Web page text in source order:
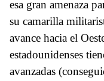
esa gran amenaza
su camarilla
avance hacia el
estadounidenses
avanzadas